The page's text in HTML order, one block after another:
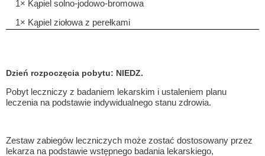
1× Kąpiel solno-jodowo-bromowa
1× Kąpiel ziołowa z perełkami
Dzień rozpoczęcia pobytu: NIEDZ.
Pobyt leczniczy z badaniem lekarskim i ustaleniem planu
leczenia na podstawie indywidualnego stanu zdrowia.
Zestaw zabiegów leczniczych może zostać dostosowany przez
lekarza na podstawie wstępnego badania lekarskiego,